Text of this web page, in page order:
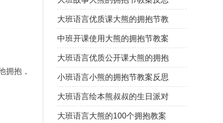
抱，
大班语言优质课大熊的拥抱节教
案反思
中班开课使用大熊的拥抱节教案
反思
大班语言优质公开课大熊的拥抱
节教案反思
小班语言小熊的拥抱节教案反思
大班语言绘本熊叔叔的生日派对
教案反思
大班语言大熊的100个拥抱教案